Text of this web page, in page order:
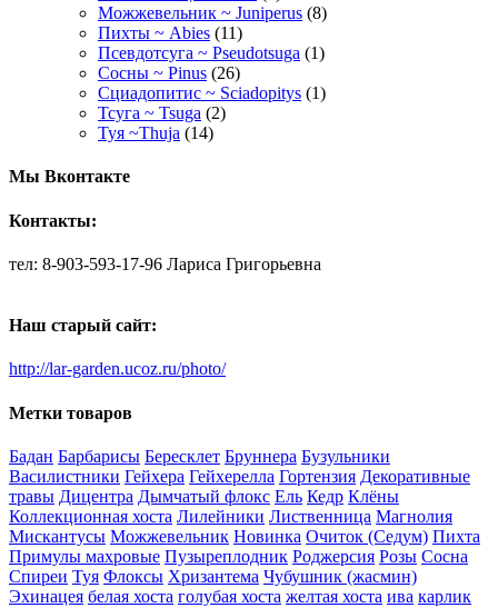
Можжевельник ~ Juniperus (8)
Пихты ~ Abies (11)
Псевдотсуга ~ Pseudotsuga (1)
Сосны ~ Pinus (26)
Сциадопитис ~ Sciadopitys (1)
Тсуга ~ Tsuga (2)
Туя ~Thuja (14)
Мы Вконтакте
Контакты:
тел: 8-903-593-17-96 Лариса Григорьевна
Наш старый сайт:
http://lar-garden.ucoz.ru/photo/
Метки товаров
Бадан Барбарисы Бересклет Бруннера Бузульники
Василистники Гейхера Гейхерелла Гортензия Декоративные
травы Дицентра Дымчатый флокс Ель Кедр Клёны
Коллекционная хоста Лилейники Лиственница Магнолия
Мискантусы Можжевельник Новинка Очиток (Седум) Пихта
Примулы махровые Пузыреплодник Роджерсия Розы Сосна
Спиреи Туя Флоксы Хризантема Чубушник (жасмин)
Эхинацея белая хоста голубая хоста желтая хоста ива карлик